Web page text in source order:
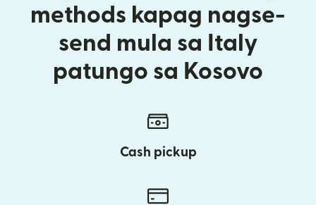
methods kapag nagse-
send mula sa Italy
patungo sa Kosovo
Cash pickup